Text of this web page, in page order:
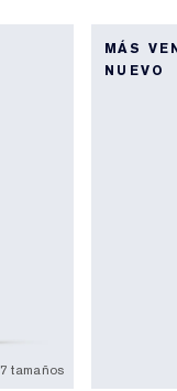
7 tamaños
MÁS
NUEVO